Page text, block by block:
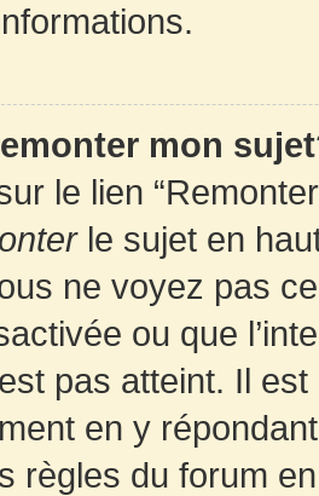
mon
le lien
le sujet en
ne voyez pas
ou que
pas atteint. Il
en y
règles du forum